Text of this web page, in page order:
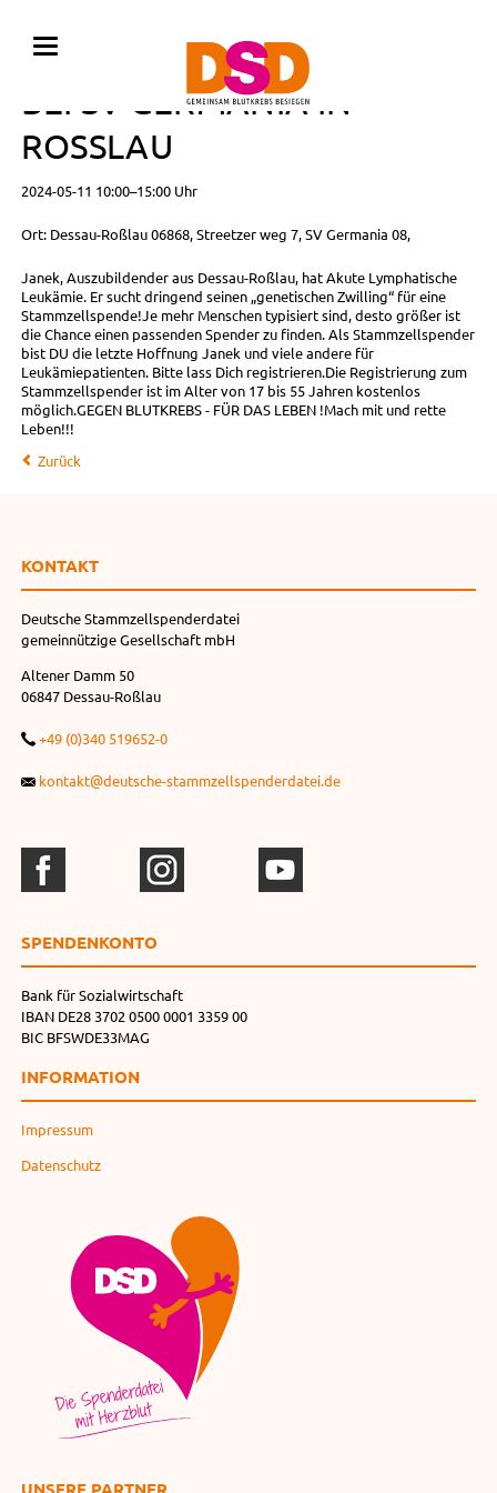
TYPISIERUNG FÜR JANEK
BEI SV GERMANIA IN
ROSSLAU
2024-05-11 10:00–15:00 Uhr
Ort: Dessau-Roßlau 06868, Streetzer weg 7, SV Germania 08,
Janek, Auszubildender aus Dessau-Roßlau, hat Akute Lymphatische
Leukämie. Er sucht dringend seinen „genetischen Zwilling“ für eine
Stammzellspende!Je mehr Menschen typisiert sind, desto größer ist
die Chance einen passenden Spender zu finden. Als Stammzellspender
bist DU die letzte Hoffnung Janek und viele andere für
Leukämiepatienten. Bitte lass Dich registrieren.Die Registrierung zum
Stammzellspender ist im Alter von 17 bis 55 Jahren kostenlos
möglich.GEGEN BLUTKREBS - FÜR DAS LEBEN !Mach mit und rette
Leben!!!
Zurück
KONTAKT
Deutsche Stammzellspenderdatei
gemeinnützige Gesellschaft mbH
Altener Damm 50
06847 Dessau-Roßlau
+49 (0)340 519652-0
kontakt@deutsche-stammzellspenderdatei.de
SPENDEN­KONTO
Bank für Sozialwirtschaft
IBAN DE28 3702 0500 0001 3359 00
BIC BFSWDE33MAG
INFORMATION
Impressum
Datenschutz
UNSERE PARTNER